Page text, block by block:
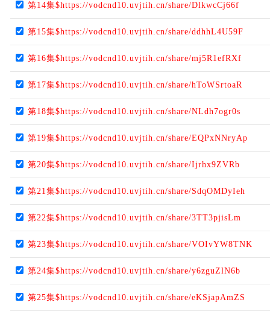
第14集$https://vodcnd10.uvjtih.cn/share/DlkwcCj66f
第15集$https://vodcnd10.uvjtih.cn/share/ddhhL4U59F
第16集$https://vodcnd10.uvjtih.cn/share/mj5R1efRXf
第17集$https://vodcnd10.uvjtih.cn/share/hToWSrtoaR
第18集$https://vodcnd10.uvjtih.cn/share/NLdh7ogr0s
第19集$https://vodcnd10.uvjtih.cn/share/EQPxNNryAp
第20集$https://vodcnd10.uvjtih.cn/share/Ijrhx9ZVRb
第21集$https://vodcnd10.uvjtih.cn/share/SdqOMDyIeh
第22集$https://vodcnd10.uvjtih.cn/share/3TT3pjisLm
第23集$https://vodcnd10.uvjtih.cn/share/VOIvYW8TNK
第24集$https://vodcnd10.uvjtih.cn/share/y6zguZlN6b
第25集$https://vodcnd10.uvjtih.cn/share/eKSjapAmZS